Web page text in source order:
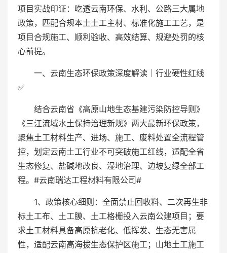
项目实战印证：吃透云南环保、水利、公路三大属地
政策，匹配合规本土土工主材、标准化施工工艺，是
项目合规施工、顺利验收、高效结算、规避处罚的核
心前提。
一、云南生态环保政策深度解读｜行业硬性红线
✅
结合云南省《高原山地生态基建污染防控导则》
《三江流域水土保持治理新规》两大最新环保政策，
聚焦土工材料生产、进场、施工、废料处置全流程管
控，划定云南土工行业不可突破施工红线，适配全省
生态修复、盐碱地改良、湿地治理、边坡复绿全部工
程。#云南瑞达工程材料有限公司#
1、政策核心细则：全面禁止回收料、二次再生非
标土工布、土工膜、土工格栅投入云南公建项目；要
求土工材料具备高原抗老化、低挥发、生态无害属
性，适配云南高海拔生态保护区施工；山地土工施工